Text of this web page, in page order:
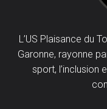
L’US Plaisance du
Garonne, rayonne
sport, l’inclusion